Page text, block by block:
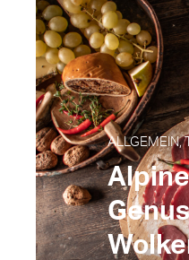
ALLGEMEIN,